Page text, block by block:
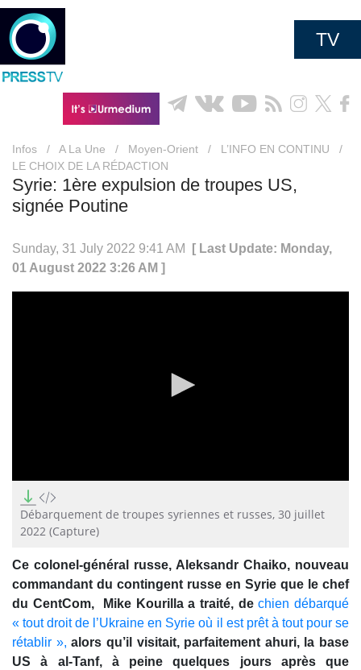
TV
Infos / A La Une / Moyen-Orient / L’INFO EN CONTINU
/
LE CHOIX DE LA RÉDACTION
Syrie: 1ère expulsion de troupes US,
signée Poutine
Sunday, 31 July 2022 9:41 AM
[ Last Update: Monday,
01 August 2022 3:26 AM ]
seconds
of
minutes,
seconds
Débarquement de troupes syriennes et russes, 30 juillet
2022 (Capture)
Ce colonel-général russe, Aleksandr Chaiko, nouveau
commandant du contingent russe en Syrie que le chef
du CentCom, Mike Kourilla a traité, dechien débarqué
« tout droit de l’Ukraine en Syrie où il est prêt à tout pour se
rétablir », alors qu’il visitait, parfaitement ahuri, la base
US à al-Tanf, à peine quelques jours après que